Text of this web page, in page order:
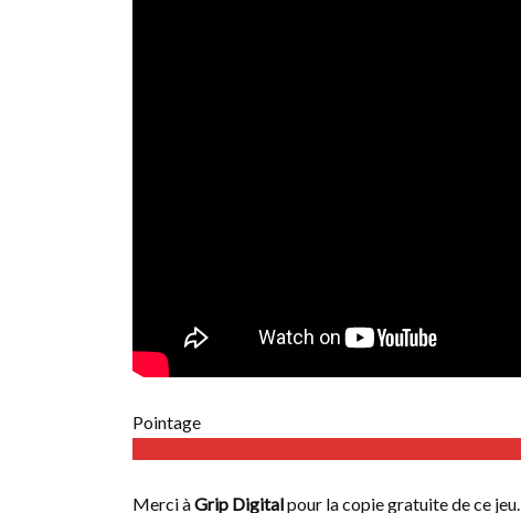
Pointage
Merci àGrip Digitalpour la copie gratuite de ce jeu.